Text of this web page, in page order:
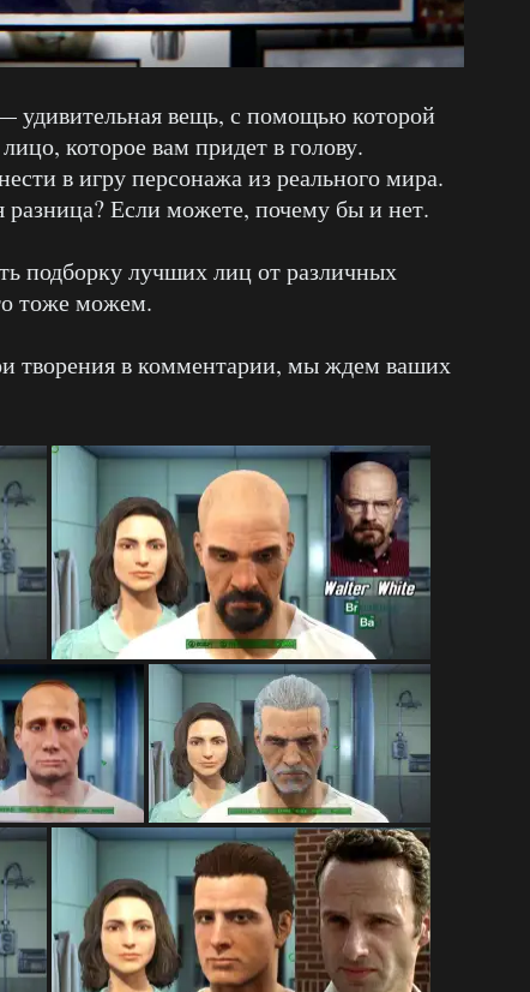
удивительная вещь, с помощью которой
которое вам придет в голову.
в игру персонажа из реального мира.
Если можете, почему бы и нет.
подборку лучших лиц от различных
тоже можем.
творения в комментарии, мы ждем ваших